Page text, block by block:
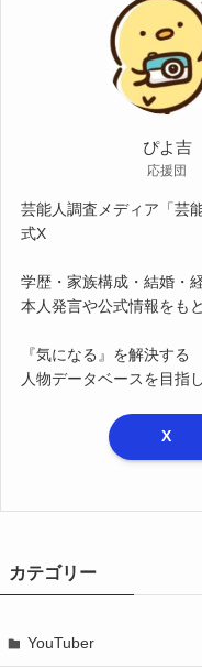
ぴよ吉
応援団
芸能人調査メディア「芸
式X
学歴・家族構成・結婚・
本人発言や公式情報をも
『気になる』を解決する
人物データベースを目指
X
カテゴリー
YouTuber